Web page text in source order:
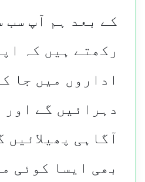
کے بعد ہم آپ سب
رکھتے ہیں کہ
اداروں میں جا
دہرائیں گے اور
آگاہی پھیلائیں
بھی ایسا کوئی